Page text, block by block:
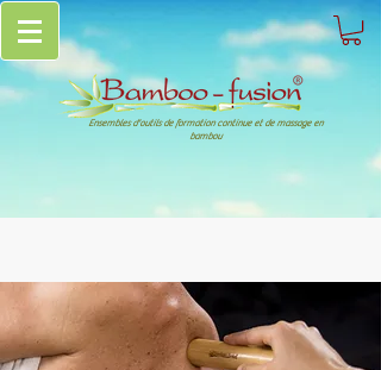
Ensembles d'outils de formation continue et de massage en
bambou